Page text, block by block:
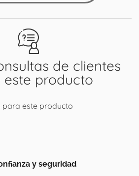
de clientes
este producto
para este producto
y seguridad